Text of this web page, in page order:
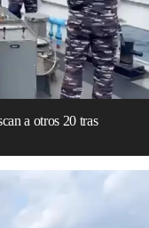
a otros 20 tras